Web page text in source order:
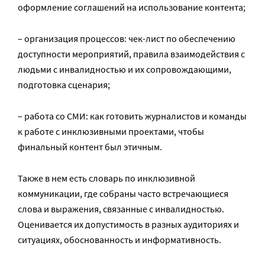
оформление соглашений на использование контента;
– организация процессов: чек-лист по обеспечению
доступности мероприятий, правила взаимодействия с
людьми с инвалидностью и их сопровождающими,
подготовка сценария;
– работа со СМИ: как готовить журналистов и команды
к работе с инклюзивными проектами, чтобы
финальный контент был этичным.
Также в нем есть словарь по инклюзивной
коммуникации, где собраны часто встречающиеся
слова и выражения, связанные с инвалидностью.
Оценивается их допустимость в разных аудиториях и
ситуациях, обоснованность и информативность.